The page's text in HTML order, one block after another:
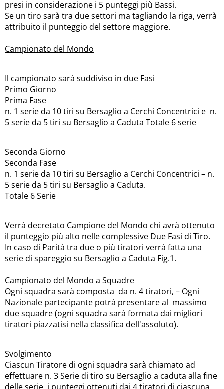
presi in considerazione i 5 punteggi più Bassi.
Se un tiro sarà tra due settori ma tagliando la riga, verrà
attribuito il punteggio del settore maggiore.
Campionato del Mondo
Il campionato sarà suddiviso in due Fasi
Primo Giorno
Prima Fase
n. 1 serie da 10 tiri su Bersaglio a Cerchi Concentrici e n.
5 serie da 5 tiri su Bersaglio a Caduta Totale 6 serie
Seconda Giorno
Seconda Fase
n. 1 serie da 10 tiri su Bersaglio a Cerchi Concentrici – n.
5 serie da 5 tiri su Bersaglio a Caduta.
Totale 6 Serie
Verrà decretato Campione del Mondo chi avrà ottenuto
il punteggio più alto nelle complessive Due Fasi di Tiro.
In caso di Parità tra due o più tiratori verrà fatta una
serie di spareggio su Bersaglio a Caduta Fig.1.
Campionato del Mondo a Squadre
Ogni squadra sarà composta da n. 4 tiratori, – Ogni
Nazionale partecipante potrà presentare al massimo
due squadre (ogni squadra sarà formata dai migliori
tiratori piazzatisi nella classifica dell'assoluto).
Svolgimento
Ciascun Tiratore di ogni squadra sarà chiamato ad
effettuare n. 3 Serie di tiro su Bersaglio a caduta alla fine